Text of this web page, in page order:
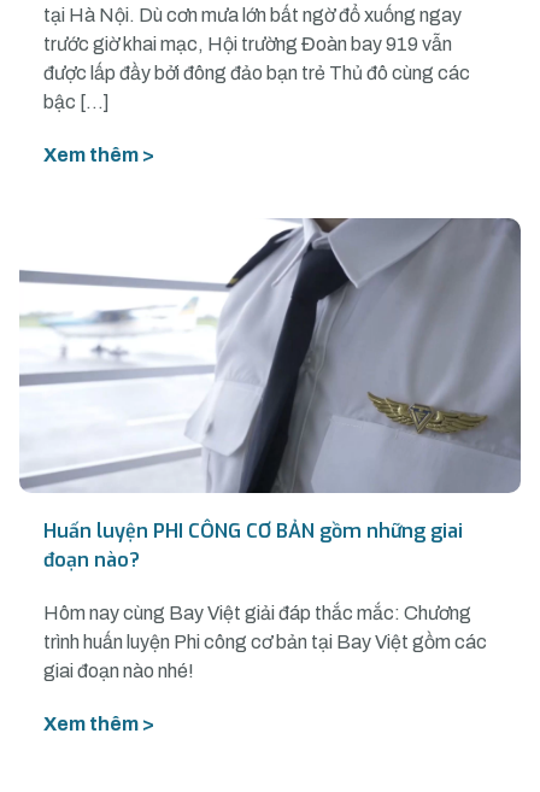
tại Hà Nội. Dù cơn mưa lớn bất ngờ đổ xuống ngay
trước giờ khai mạc, Hội trường Đoàn bay 919 vẫn
được lấp đầy bởi đông đảo bạn trẻ Thủ đô cùng các
bậc […]
Xem thêm >
Huấn luyện PHI CÔNG CƠ BẢN gồm những giai
đoạn nào?
Hôm nay cùng Bay Việt giải đáp thắc mắc: Chương
trình huấn luyện Phi công cơ bản tại Bay Việt gồm các
giai đoạn nào nhé!
Xem thêm >